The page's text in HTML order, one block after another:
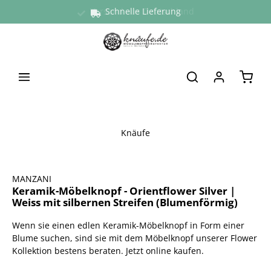
Schnelle Lieferung
Versand aus Deutschland
Knäufe
MANZANI
Keramik-Möbelknopf - Orientflower Silver |
Weiss mit silbernen Streifen (Blumenförmig)
Wenn sie einen edlen Keramik-Möbelknopf in Form einer
Blume suchen, sind sie mit dem Möbelknopf unserer Flower
Kollektion bestens beraten. Jetzt online kaufen.